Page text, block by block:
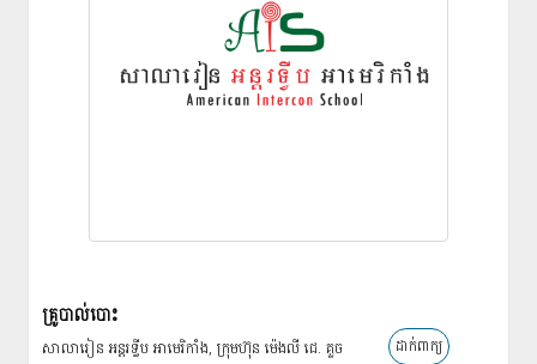
គ្រូបាល់បោះ
សាលារៀន អន្ដរទ្វីប អាមេរិកាំង, ក្រុមហ៊ុន ម៉េងលី ជេ. គួច
ដាក់ពាក្យ